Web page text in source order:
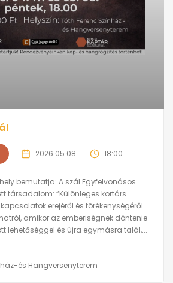
2026.05.08. 18:00
bemutatja: A szál Egyfelvonásos
társadalom: “Különleges kortárs
erejéről és törékenységéről.
amikor az emberiségnek döntenie
lehetőséggel és újra egymásra talál,...
és Hangversenyterem